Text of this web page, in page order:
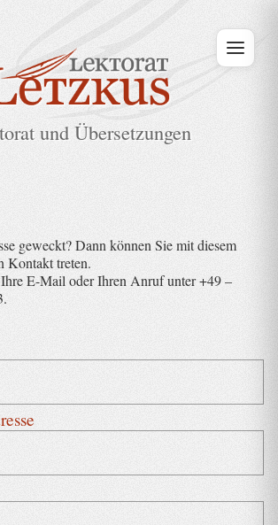
und Übersetzungen
geweckt? Dann können Sie mit diesem
Kontakt treten.
E-Mail oder Ihren Anruf unter +49 –
Feld leer.